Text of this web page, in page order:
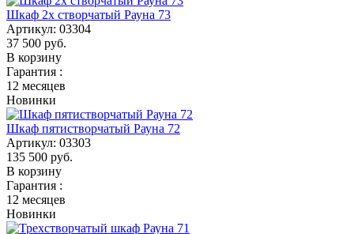
Шкаф 2х створчатый Рауна 73
Артикул: 03304
37 500 руб.
В корзину
Гарантия :
12 месяцев
Новинки
Шкаф пятистворчатый Рауна 72
Артикул: 03303
135 500 руб.
В корзину
Гарантия :
12 месяцев
Новинки